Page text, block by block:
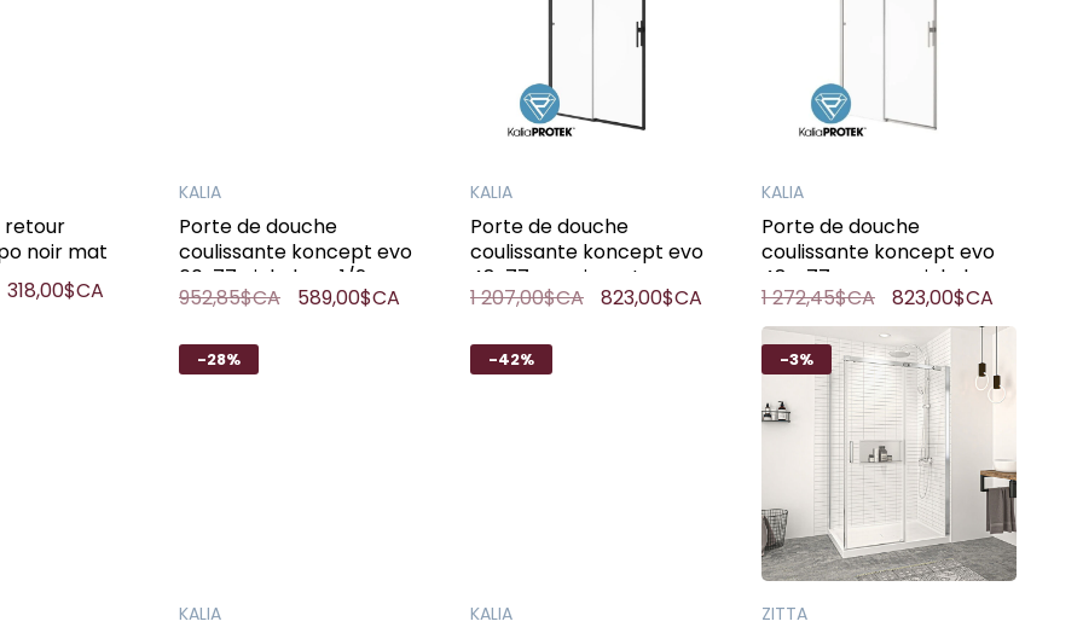
retour
noir mat
318,00$CA
KALIA
Porte de douche
coulissante koncept evo
60x77 nickel pur 1/2
952,85$CA 589,00$CA
KALIA
Porte de douche
coulissante koncept evo
48x77po noir mat
1 207,00$CA 823,00$CA
KALIA
Porte de douche
coulissante koncept evo
48 x 77po avec nickel
pure
1 272,45$CA 823,00$CA
-28%
KALIA
-42%
KALIA
-3%
ZITTA